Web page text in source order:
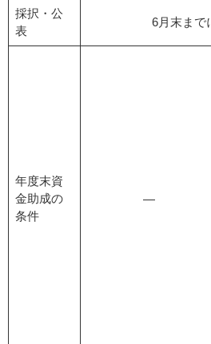
採択・公
表
6月末まで
年度末資
金助成の
条件
―